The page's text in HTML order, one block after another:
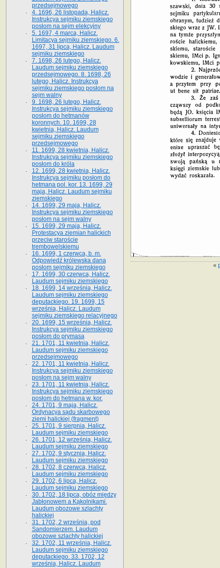
«
przedsejmowego
4. 1696, 26 listopada, Halicz.
Instrukcya sejmiku ziemskiego
posłom na sejm elekcyjny
5. 1697, 4 marca, Halicz.
Limitacya sejmiku ziemskiego. 6.
1697, 31 lipca, Halicz. Laudum
sejmiku ziemskiego
7. 1698, 26 lutego, Halicz.
Laudum sejmiku ziemskiego
przedsejmowego. 8. 1698, 26
lutego, Halicz. Instrukcya
sejmiku ziemskiego posłom na
sejm walny
9. 1698, 26 lutego, Halicz.
Instrukcya sejmiku ziemskiego
posłom do hetmanów
koronnych. 10. 1699, 28
kwietnia, Halicz. Laudum
sejmiku ziemskiego
przedsejmowego
11. 1699, 28 kwietnia, Halicz.
Instrukcya sejmiku ziemskiego
posłom do króla
12. 1699, 28 kwietnia, Halicz.
Instrukcya sejmiku posłom do
hetmana pol. kor. 13. 1699, 29
maja, Halicz. Laudum sejmiku
ziemskiego
14. 1699, 29 maja, Halicz.
Instrukcya sejmiku ziemskiego
posłom na sejm walny
15. 1699, 29 maja, Halicz.
Protestacya ziemian halickich
przeciw staroście
trembowelskiemu
16. 1699, 1 czerwca, b. m.
Odpowiedź królewska dana
posłom sejmiku ziemskiego
17. 1699, 30 czerwca, Halicz.
Laudum sejmiku ziemskiego
18. 1699, 14 września, Halicz.
Laudum sejmiku ziemskiego
deputackiego. 19. 1699, 15
września, Halicz. Laudum
sejmiku ziemskiego relacyjnego
20. 1699, 15 września, Halicz.
Instrukcya sejmiku ziemskiego
posłom do prymasa
21. 1701, 11 kwietnia, Halicz.
Laudum sejmiku ziemskiego
przedsejmowego
22. 1701, 11 kwietnia, Halicz.
Instrukcya sejmiku ziemskiego
posłom na sejm walny
23. 1701, 11 kwietnia, Halicz.
Instrukcya sejmiku ziemskiego
posłom do hetmana w. kor.
24. 1701, 9 maja, Halicz.
Ordynacya sądu skarbowego
ziemi halickiej (fragment)
25. 1701, 9 sierpnia, Halicz.
Laudum sejmiku ziemskiego
26. 1701, 12 września, Halicz.
Laudum sejmiku ziemskiego
27. 1702, 9 stycznia, Halicz.
Laudum sejmiku ziemskiego
28. 1702, 8 czerwca, Halicz.
Laudum sejmiku ziemskiego
29. 1702, 6 lipca, Halicz.
Laudum sejmiku ziemskiego
30. 1702, 18 lipca, obóz między
Jabłonowem a Kąkolnikami.
Laudum obozowe szlachty
halickiej
31. 1702, 2 września, pod
Sandomierzem. Laudum
obozowe szlachty halickiej
32. 1702, 11 września, Halicz.
Laudum sejmiku ziemskiego
deputackiego. 33. 1702, 12
września, Halicz. Laudum